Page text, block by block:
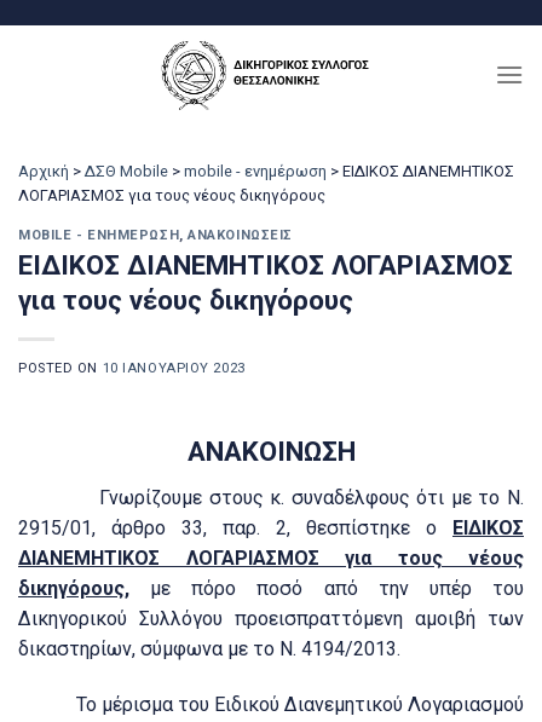
Αρχική > ΔΣΘ Mobile > mobile - ενημέρωση > ΕΙΔΙΚΟΣ ΔΙΑΝΕΜΗΤΙΚΟΣ
ΛΟΓΑΡΙΑΣΜΟΣ για τους νέους δικηγόρους
MOBILE - ΕΝΗΜΈΡΩΣΗ,ΑΝΑΚΟΙΝΏΣΕΙΣ
ΕΙΔΙΚΟΣ ΔΙΑΝΕΜΗΤΙΚΟΣ ΛΟΓΑΡΙΑΣΜΟΣ
για τους νέους δικηγόρους
POSTED ON 10 ΙΑΝΟΥΑΡΊΟΥ 2023
ΑΝΑΚΟΙΝΩΣΗ
Γνωρίζουμε στους κ. συναδέλφους ότι με το Ν.
2915/01, άρθρο 33, παρ. 2, θεσπίστηκε ο
ΕΙΔΙΚΟΣ
ΔΙΑΝΕΜΗΤΙΚΟΣ ΛΟΓΑΡΙΑΣΜΟΣ για τους νέους
δικηγόρους, με πόρο ποσό από την υπέρ του
Δικηγορικού Συλλόγου προεισπραττόμενη αμοιβή των
δικαστηρίων, σύμφωνα με το Ν. 4194/2013.
Το μέρισμα του Ειδικού Διανεμητικού Λογαριασμού